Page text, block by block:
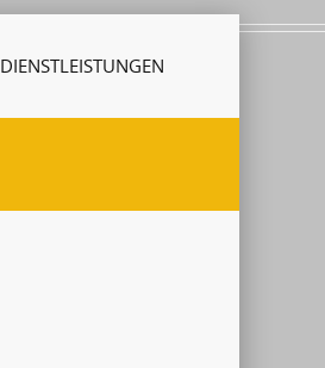
DIENSTLEISTUNGEN